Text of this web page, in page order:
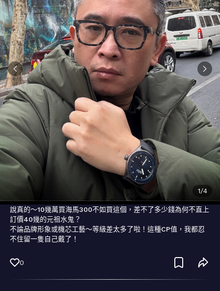
1/4
說真的～10幾萬買海馬300不如買這個，差不了多少錢為何不直上
訂價40幾的元祖水鬼？
不論品牌形象或機芯工藝～等級差太多了啦！這種CP值，我都忍
不住留一隻自己戴了！
0